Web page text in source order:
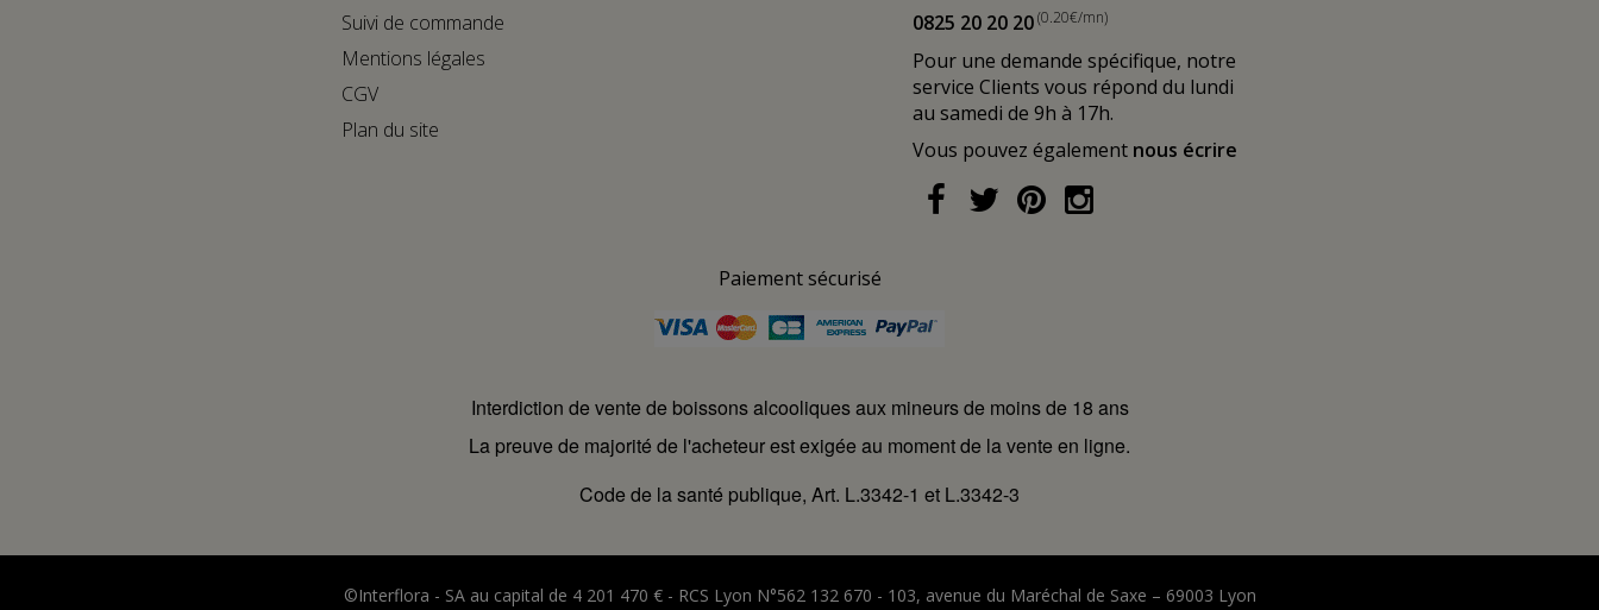
Suivi de commande
Mentions légales
CGV
Plan du site
0825 20 20 20(0.20€/mn)
Pour une demande spécifique, notre
service Clients vous répond du lundi
au samedi de 9h à 17h.
Vous pouvez également nous écrire
Paiement sécurisé
Interdiction de vente de boissons alcooliques aux mineurs de moins de 18 ans
La preuve de majorité de l'acheteur est exigée au moment de la vente en ligne.
Code de la santé publique, Art. L.3342-1 et L.3342-3
©Interflora - SA au capital de 4 201 470 € - RCS Lyon N°562 132 670 - 103, avenue du Maréchal de Saxe – 69003 Lyon